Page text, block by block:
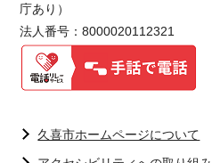
庁あり）
法人番号：8000020112321
久喜市ホームページについて